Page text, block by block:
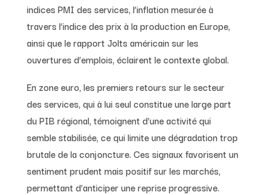
indices PMI des services, l’inflation mesurée à
travers l’indice des prix à la production en Europe,
ainsi que le rapport Jolts américain sur les
ouvertures d’emplois, éclairent le contexte global.
En zone euro, les premiers retours sur le secteur
des services, qui à lui seul constitue une large part
du PIB régional, témoignent d’une activité qui
semble stabilisée, ce qui limite une dégradation trop
brutale de la conjoncture. Ces signaux favorisent un
sentiment prudent mais positif sur les marchés,
permettant d’anticiper une reprise progressive.